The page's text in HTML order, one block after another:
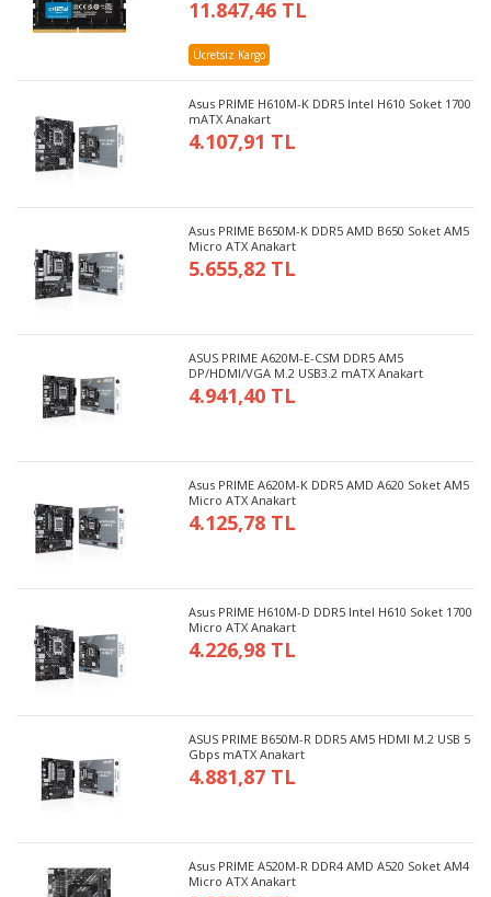
11.847,46 TL
Ücretsiz Kargo
Asus PRIME H610M-K DDR5 Intel H610 Soket 1700
mATX Anakart
4.107,91 TL
Asus PRIME B650M-K DDR5 AMD B650 Soket AM5
Micro ATX Anakart
5.655,82 TL
ASUS PRIME A620M-E-CSM DDR5 AM5
DP/HDMI/VGA M.2 USB3.2 mATX Anakart
4.941,40 TL
Asus PRIME A620M-K DDR5 AMD A620 Soket AM5
Micro ATX Anakart
4.125,78 TL
Asus PRIME H610M-D DDR5 Intel H610 Soket 1700
Micro ATX Anakart
4.226,98 TL
ASUS PRIME B650M-R DDR5 AM5 HDMI M.2 USB 5
Gbps mATX Anakart
4.881,87 TL
Asus PRIME A520M-R DDR4 AMD A520 Soket AM4
Micro ATX Anakart